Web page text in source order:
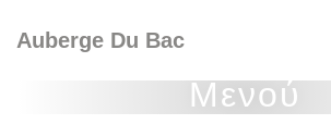
Auberge Du Bac
Μενού